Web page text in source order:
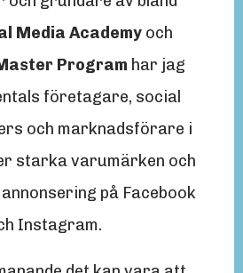
Media Academy och
Program har jag
företagare, social
och marknadsförare i
starka varumärken och
på Facebook
Instagram.